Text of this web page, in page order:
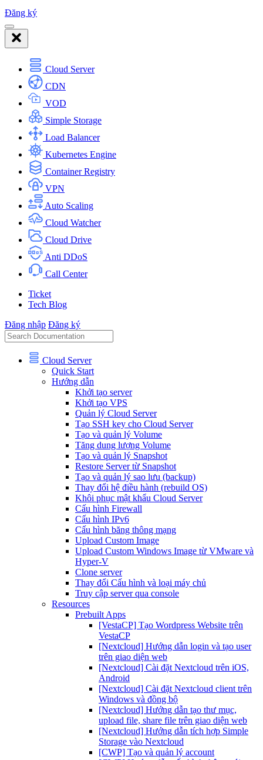
Đăng ký
Cloud Server
CDN
VOD
Simple Storage
Load Balancer
Kubernetes Engine
Container Registry
VPN
Auto Scaling
Cloud Watcher
Cloud Drive
Anti DDoS
Call Center
Ticket
Tech Blog
Đăng nhập Đăng ký
Cloud Server
Quick Start
Hướng dẫn
Khởi tạo server
Khởi tạo VPS
Quản lý Cloud Server
Tạo SSH key cho Cloud Server
Tạo và quản lý Volume
Tăng dung lượng Volume
Tạo và quản lý Snapshot
Restore Server từ Snapshot
Tạo và quản lý sao lưu (backup)
Thay đổi hệ điều hành (rebuild OS)
Khôi phục mật khẩu Cloud Server
Cấu hình Firewall
Cấu hình IPv6
Cấu hình băng thông mạng
Upload Custom Image
Upload Custom Windows Image từ VMware và
Hyper-V
Clone server
Thay đổi Cấu hình và loại máy chủ
Truy cập server qua console
Resources
Prebuilt Apps
[VestaCP] Tạo Wordpress Website trên
VestaCP
[Nextcloud] Hướng dẫn login và tạo user
trên giao diện web
[Nextcloud] Cài đặt Nextcloud trên iOS,
Android
[Nextcloud] Cài đặt Nextcloud client trên
Windows và đồng bộ
[Nextcloud] Hướng dẫn tạo thư mục,
upload file, share file trên giao diện web
[Nextcloud] Hướng dẫn tích hợp Simple
Storage vào Nextcloud
[CWP] Tạo và quản lý account